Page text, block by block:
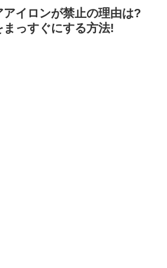
イロンが禁止の理由は?
っすぐにする方法!